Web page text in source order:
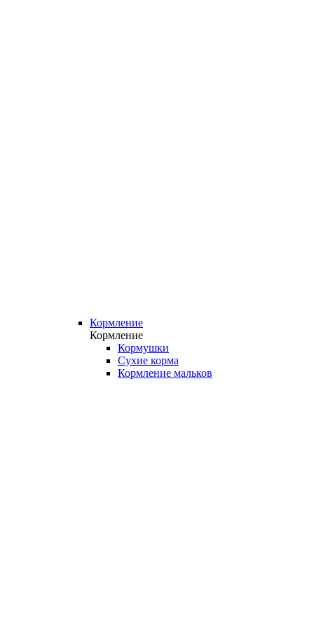
Кормление
Кормление
Кормушки
Сухие корма
Кормление мальков